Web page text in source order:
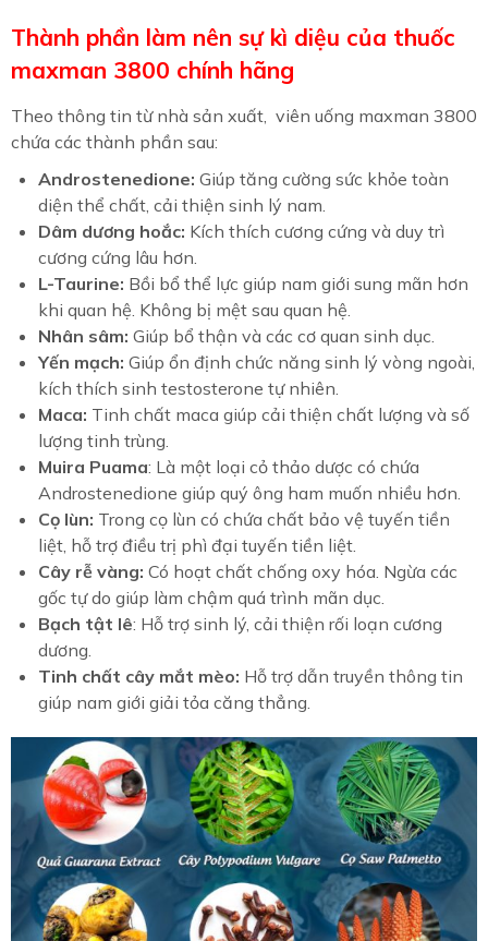
Thành phần làm nên sự kì diệu của thuốc
maxman 3800 chính hãng
Theo thông tin từ nhà sản xuất, viên uống maxman 3800
chứa các thành phần sau:
Androstenedione: Giúp tăng cường sức khỏe toàn
diện thể chất, cải thiện sinh lý nam.
Dâm dương hoắc: Kích thích cương cứng và duy trì
cương cứng lâu hơn.
L-Taurine: Bồi bổ thể lực giúp nam giới sung mãn hơn
khi quan hệ. Không bị mệt sau quan hệ.
Nhân sâm: Giúp bổ thận và các cơ quan sinh dục.
Yến mạch: Giúp ổn định chức năng sinh lý vòng ngoài,
kích thích sinh testosterone tự nhiên.
Maca: Tinh chất maca giúp cải thiện chất lượng và số
lượng tinh trùng.
Muira Puama: Là một loại cỏ thảo dược có chứa
Androstenedione giúp quý ông ham muốn nhiều hơn.
Cọ lùn: Trong cọ lùn có chứa chất bảo vệ tuyến tiền
liệt, hỗ trợ điều trị phì đại tuyến tiền liệt.
Cây rễ vàng: Có hoạt chất chống oxy hóa. Ngừa các
gốc tự do giúp làm chậm quá trình mãn dục.
Bạch tật lê: Hỗ trợ sinh lý, cải thiện rối loạn cương
dương.
Tinh chất cây mắt mèo: Hỗ trợ dẫn truyền thông tin
giúp nam giới giải tỏa căng thẳng.